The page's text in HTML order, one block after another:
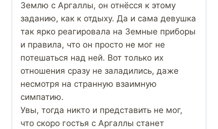
Землю с Аргаллы, он отнёсся к этому
заданию, как к отдыху. Да и сама девушка
так ярко реагировала на Земные приборы
и правила, что он просто не мог не
потешаться над ней. Вот только их
отношения сразу не заладились, даже
несмотря на странную взаимную
симпатию.
Увы, тогда никто и представить не мог,
что скоро гостья с Аргаллы станет